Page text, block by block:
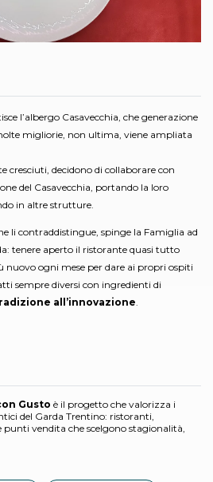
l’albergo Casavecchia, che generazione
migliorie, non ultima, viene ampliata
cresciuti, decidono di collaborare con
del Casavecchia, portando la loro
in altre strutture.
li contraddistingue, spinge la Famiglia ad
tenere aperto il ristorante quasi tutto
nuovo ogni mese per dare ai propri ospiti
sempre diversi con ingredienti di
all’innovazione
Gusto è il progetto che valorizza i
del Garda Trentino: ristoranti,
vendita che scelgono stagionalità,